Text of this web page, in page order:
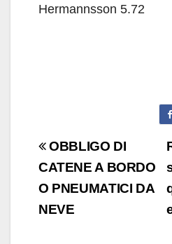
Hermannsson 5.72
Navigazione
articoli
OBBLIGO DI
CATENE A BORDO
O PNEUMATICI DA
NEVE